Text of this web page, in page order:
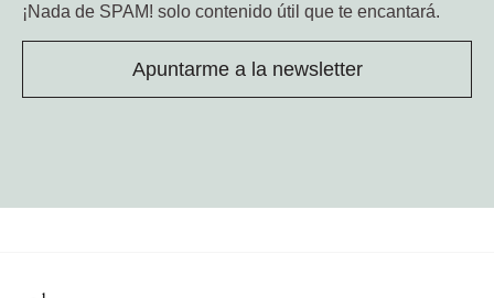
¡Nada de SPAM! solo contenido útil que te encantará.
Apuntarme a la newsletter